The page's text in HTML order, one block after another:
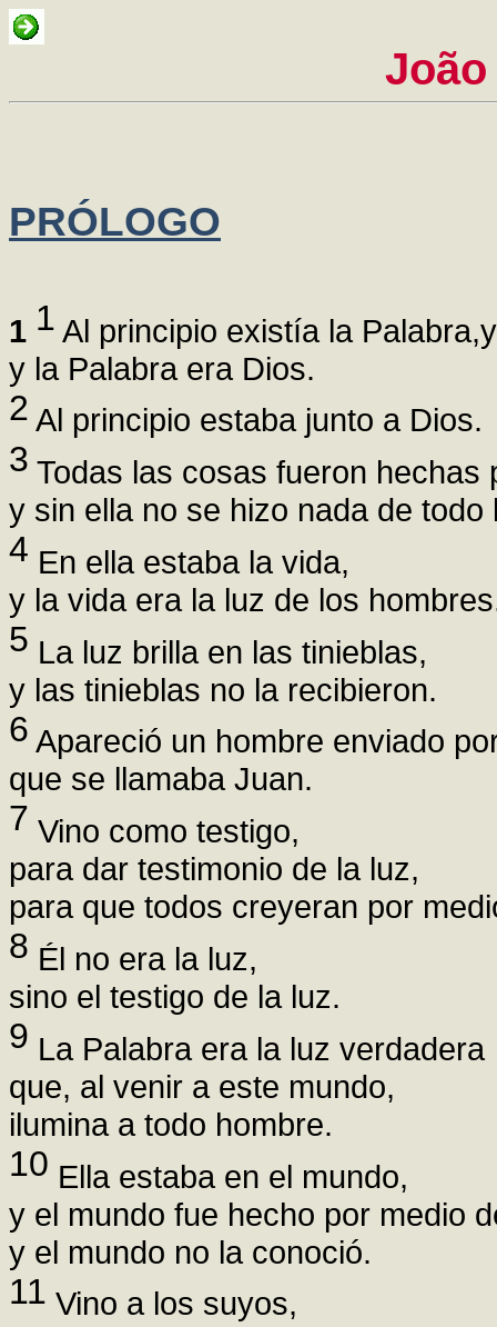
João
PRÓLOGO
1 1 Al principio existía la
y la Palabra era Dios.
2 Al principio estaba junto a Dios.
3 Todas las cosas fueron hechas
y sin ella no se hizo nada de todo
4 En ella estaba la vida,
y la vida era la luz de los
5 La luz brilla en las tinieblas,
y las tinieblas no la recibieron.
6 Apareció un hombre enviado
que se llamaba Juan.
7 Vino como testigo,
para dar testimonio de la luz,
para que todos creyeran por
8 Él no era la luz,
sino el testigo de la luz.
9 La Palabra era la luz verdadera
que, al venir a este mundo,
ilumina a todo hombre.
10 Ella estaba en el mundo,
y el mundo fue hecho por medio
y el mundo no la conoció.
11 Vino a los suyos,